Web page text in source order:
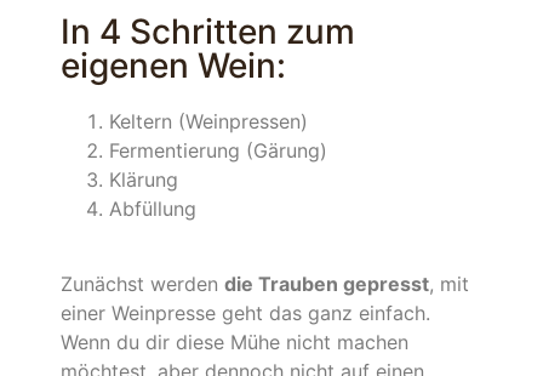
In 4 Schritten zum
eigenen Wein:
Keltern (Weinpressen)
Fermentierung (Gärung)
Klärung
Abfüllung
Zunächst werden die Trauben gepresst, mit
einer Weinpresse geht das ganz einfach.
Wenn du dir diese Mühe nicht machen